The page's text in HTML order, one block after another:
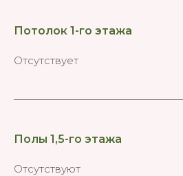
Потолок 1-го этажа
Отсутствует
Полы 1,5-го этажа
Отсутствуют